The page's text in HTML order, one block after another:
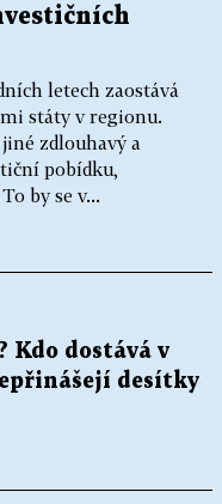
letech zaostává
státy v regionu.
zdlouhavý a
pobídku,
by se v...
Kdo dostává v
desítky